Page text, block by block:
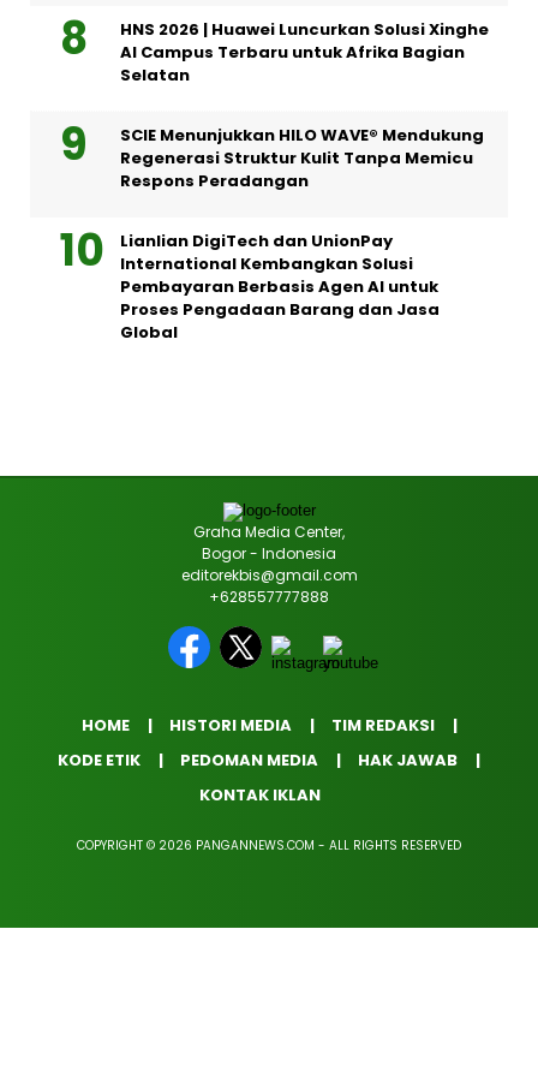
HNS 2026 | Huawei Luncurkan Solusi Xinghe
AI Campus Terbaru untuk Afrika Bagian
Selatan
SCIE Menunjukkan HILO WAVE® Mendukung
Regenerasi Struktur Kulit Tanpa Memicu
Respons Peradangan
Lianlian DigiTech dan UnionPay
International Kembangkan Solusi
Pembayaran Berbasis Agen AI untuk
Proses Pengadaan Barang dan Jasa
Global
Graha Media Center,
Bogor - Indonesia
editorekbis@gmail.com
+628557777888
HOME HISTORI MEDIA
TIM REDAKSI
KODE ETIK
PEDOMAN MEDIA
HAK JAWAB
KONTAK IKLAN
COPYRIGHT © 2026 PANGANNEWS.COM - ALL RIGHTS RESERVED